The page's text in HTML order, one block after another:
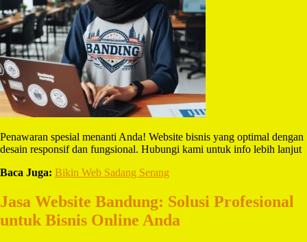
Penawaran spesial menanti Anda! Website bisnis yang optimal dengan
desain responsif dan fungsional. Hubungi kami untuk info lebih lanjut
Baca Juga: Bikin Web Sadang Serang
Jasa Website Bandung: Solusi Profesional
untuk Bisnis Online Anda